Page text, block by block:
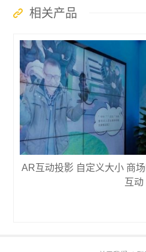
相关产品
AR互动投影 自定义大小 商
互动